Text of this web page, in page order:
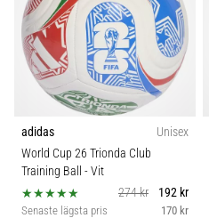
adidas
Unisex
World Cup 26 Trionda Club
Training Ball - Vit
274 kr
192 kr
Senaste lägsta pris 170 kr